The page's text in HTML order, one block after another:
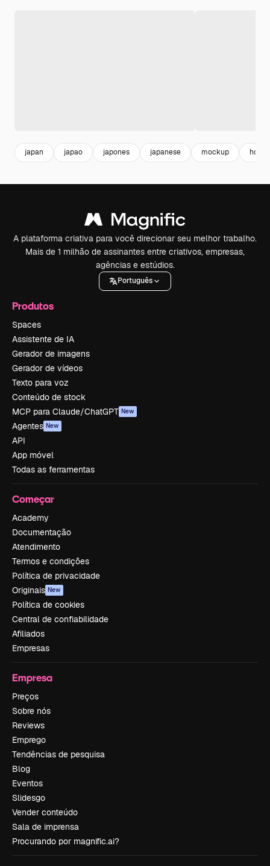
japan japao japones japanese mockup
A plataforma criativa para você direcionar seu melhor trabalho.
Mais de 1 milhão de assinantes entre criativos, empresas,
agências e estúdios.
Português
Produtos
Spaces
Assistente de IA
Gerador de imagens
Gerador de vídeos
Texto para voz
Conteúdo de stock
MCP para Claude/ChatGPT New
Agentes New
API
App móvel
Todas as ferramentas
Começar
Academy
Documentação
Atendimento
Termos e condições
Política de privacidade
Originais New
Política de cookies
Central de confiabilidade
Afiliados
Empresas
Empresa
Preços
Sobre nós
Reviews
Emprego
Tendências de pesquisa
Blog
Eventos
Slidesgo
Vender conteúdo
Sala de imprensa
Procurando por magnific.ai?